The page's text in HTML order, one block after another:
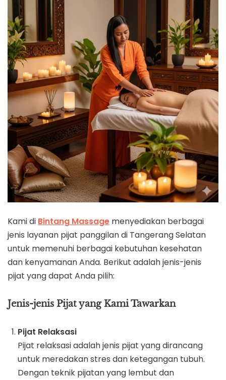
Kami di Bintang Massage menyediakan berbagai
jenis layanan pijat panggilan di Tangerang Selatan
untuk memenuhi berbagai kebutuhan kesehatan
dan kenyamanan Anda. Berikut adalah jenis-jenis
pijat yang dapat Anda pilih:
Jenis-jenis Pijat yang Kami Tawarkan
Pijat Relaksasi
Pijat relaksasi adalah jenis pijat yang dirancang
untuk meredakan stres dan ketegangan tubuh.
Dengan teknik pijatan yang lembut dan